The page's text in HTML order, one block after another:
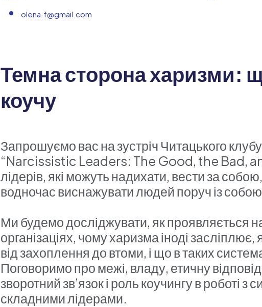
olena.f@gmail.com
Темна сторона харизми:
коучу
Запрошуємо вас на зустріч Читацького
“Narcissistic Leaders: The Good, the Bad,
лідерів, які можуть надихати, вести за
водночас виснажувати людей поруч із
Ми будемо досліджувати, як проявляється
організаціях, чому харизма іноді
від захоплення до втоми, і що в таких
Поговоримо про межі, владу, етичну
зворотний зв’язок і роль коучингу в роботі
складними лідерами.